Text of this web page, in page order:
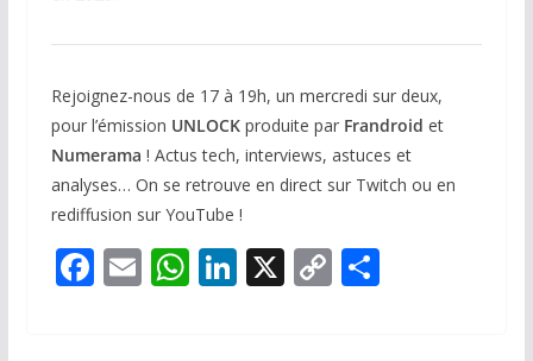
Rejoignez-nous de 17 à 19h, un mercredi sur deux,
pour l’émission UNLOCKproduite par Frandroid et
Numerama ! Actus tech, interviews, astuces et
analyses… On se retrouve en direct sur Twitch ou en
rediffusion sur YouTube !
F
ac
E
m
W
h
Li
n
X C
o
P